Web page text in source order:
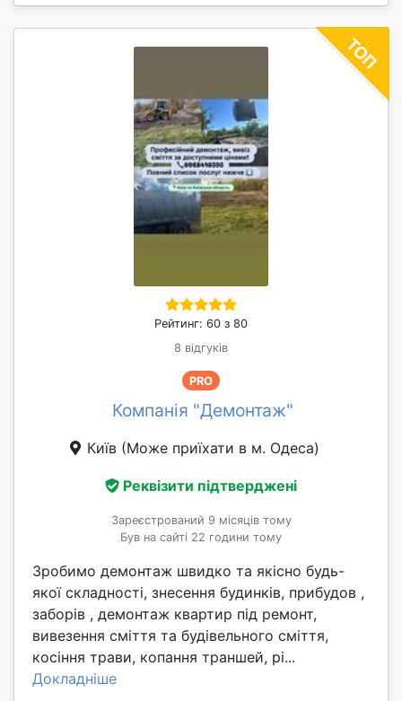
Рейтинг: 60 з 80
8 відгуків
PRO
Компанія "Демонтаж"
Київ (Може приїхати в м. Одеса)
Реквізити підтверджені
Зареєстрований 9 місяців тому
Був на сайті 22 години тому
Зробимо демонтаж швидко та якісно будь-
якої складності, знесення будинків, прибудов ,
заборів , демонтаж квартир під ремонт,
вивезення сміття та будівельного сміття,
косіння трави, копання траншей, рі...
Докладніше